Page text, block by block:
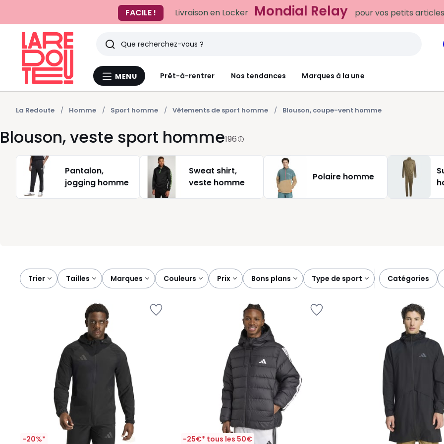
FACILE !
Livraison en Locker Mondial Relay pour vos petits articles
Menu
MENU Prêt-à-rentrer Nos tendances Marques à la une
Rechercher
Derniers
articles
vus
La Redoute Homme Sport homme Vêtements de sport homme Blouson, coupe-vent homme
Blouson, veste sport homme196
Pantalon,
jogging homme
Sweat shirt,
veste homme
Polaire homme
Trier
tailles marques couleurs prix bons plans type de sport catégories
-20%* -25€* tous les 50€